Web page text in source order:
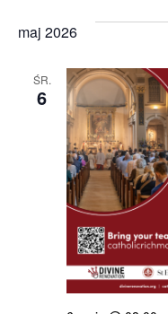
maj 2026
ŚR.
6